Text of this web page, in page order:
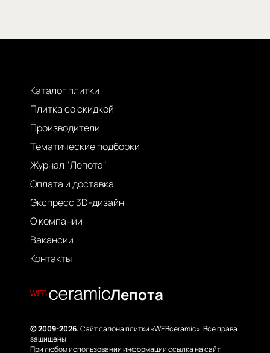
Каталог плитки
Плитка со скидкой
Производители
Тематические подборки
Журнал "Лепота"
Оплата и доставка
Экспресс 3D-дизайн
О компании
Вакансии
Контакты
© 2009-2026.Сайт салона плитки «WEBceramic». Все права
защищены.
При любом использовании информации ссылка на сайт
Лепота